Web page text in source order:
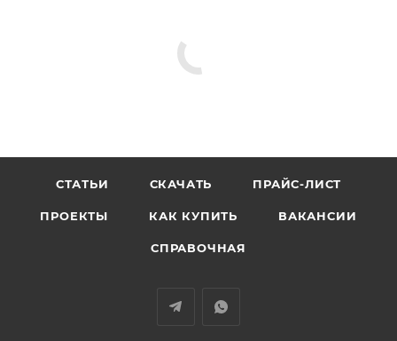
СТАТЬИ СКАЧАТЬ ПРАЙС-ЛИСТ
ПРОЕКТЫ КАК КУПИТЬ ВАКАНСИИ
СПРАВОЧНАЯ